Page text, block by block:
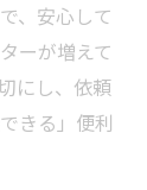
、安心して
ーが増えて
にし、依頼
きる」便利